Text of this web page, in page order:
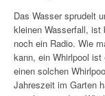
Das Wasser sprudelt
kleinen Wasserfall, ist
noch ein Radio. Wie
kann, ein Whirlpool
einen solchen
Jahreszeit im Garten